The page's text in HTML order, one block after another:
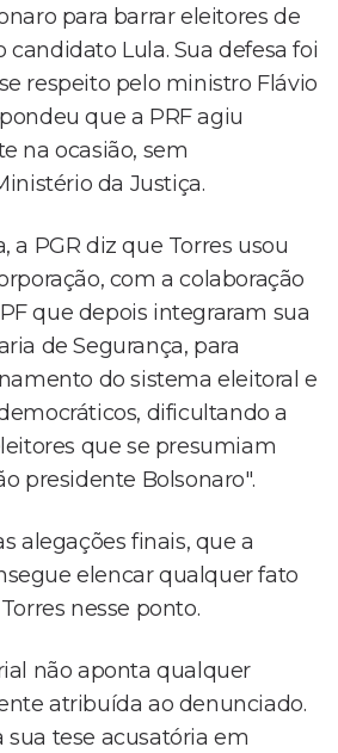
para barrar eleitores de
Lula. Sua defesa foi
respeito pelo ministro Flávio
que a PRF agiu
na ocasião, sem
da Justiça.
a PGR diz que Torres usou
com a colaboração
que depois integraram sua
de Segurança, para
do sistema eleitoral e
dificultando a
que se presumiam
presidente Bolsonaro".
alegações finais, que a
elencar qualquer fato
nesse ponto.
não aponta qualquer
atribuída ao denunciado.
sua tese acusatória em